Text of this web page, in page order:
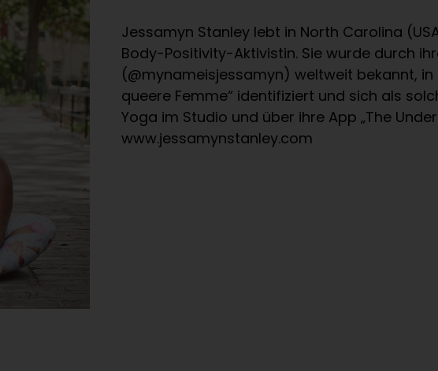
Jessamyn Stanley lebt in North Carolina
Body-Positivity-Aktivistin. Sie wurde durch
(@mynameisjessamyn) weltweit bekannt,
queere Femme“ identifiziert und sich als
Yoga im Studio und über ihre App „The
www.jessamynstanley.com